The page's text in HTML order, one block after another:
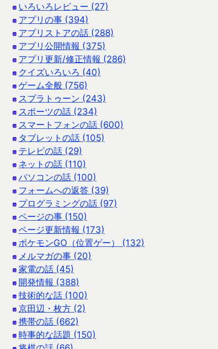
いろいろレビュー (27)
アプリの事 (394)
アプリストアの話 (288)
アプリ公開情報 (375)
アプリ更新/修正情報 (286)
クイズいろいろ (40)
ゲーム全般 (756)
スプラトゥーン (243)
スポーツの話 (234)
スマートフォンの話 (600)
タブレットの話 (105)
テレビの話 (29)
ネットの話 (110)
パソコンの話 (100)
フォームへの返答 (39)
プログラミングの話 (97)
ページの事 (150)
ページ更新情報 (173)
ポケモンGO（位置ゲー） (132)
メルマガの事 (20)
家電の話 (45)
開発情報 (388)
技術的な話 (100)
京田辺・枚方 (2)
携帯の話 (662)
時事的な話題 (150)